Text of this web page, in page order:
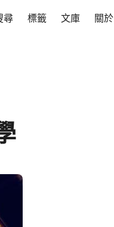
尋 標籤 文庫 關於